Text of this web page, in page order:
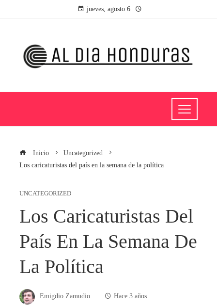
jueves, agosto 6
Inicio
Uncategorized
Los caricaturistas del país en la semana de la política
UNCATEGORIZED
Los Caricaturistas Del
País En La Semana De
La Política
Emigdio Zamudio Hace 3 años